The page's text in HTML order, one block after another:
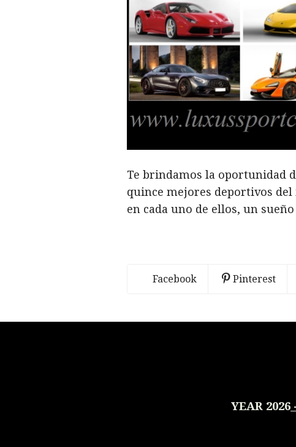
Te brindamos la oportunidad
quince mejores deportivos
en cada uno de ellos, un
Facebook Pinterest
YEAR 2026